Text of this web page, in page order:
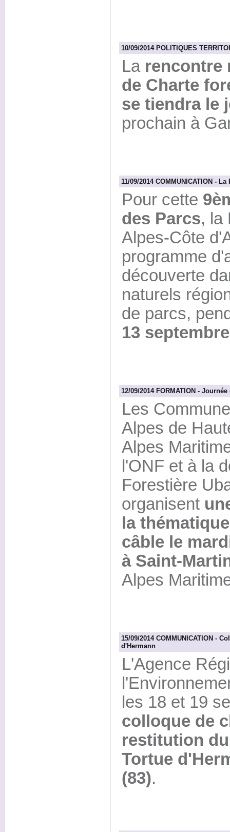
10/09/2014 POLITIQUES
La rencontre
de Charte
se tiendra le
prochain à
11/09/2014 COMMUNICATION -
Pour cette
des Parcs, la
Alpes-Côte
programme
découverte
naturels
de parcs,
13
12/09/2014 FORMATION -
Les
Alpes de
Alpes
l'ONF et à la
Forestière
organisent
la
câble le
à Saint-
Alpes
15/09/2014 COMMUNICATION -
d'Hermann
L'Agence
les 18 et 19
colloque de
restitution
Tortue
(83).